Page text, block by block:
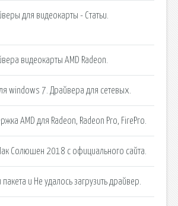
для видеокарты - Статьи.
видеокарты AMD Radeon.
windows 7. Драйвера для сетевых.
AMD для Radeon, Radeon Pro, FirePro.
Солюшен 2018 с официального сайта.
и Не удалось загрузить драйвер.